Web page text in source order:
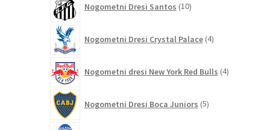
Nogometni Dresi Santos 10izdelkov
Nogometni Dresi Crystal Palace 4izdelki
Nogometni dresi New York Red Bulls 4izdelki
Nogometni Dresi Boca Juniors 5izdelkov